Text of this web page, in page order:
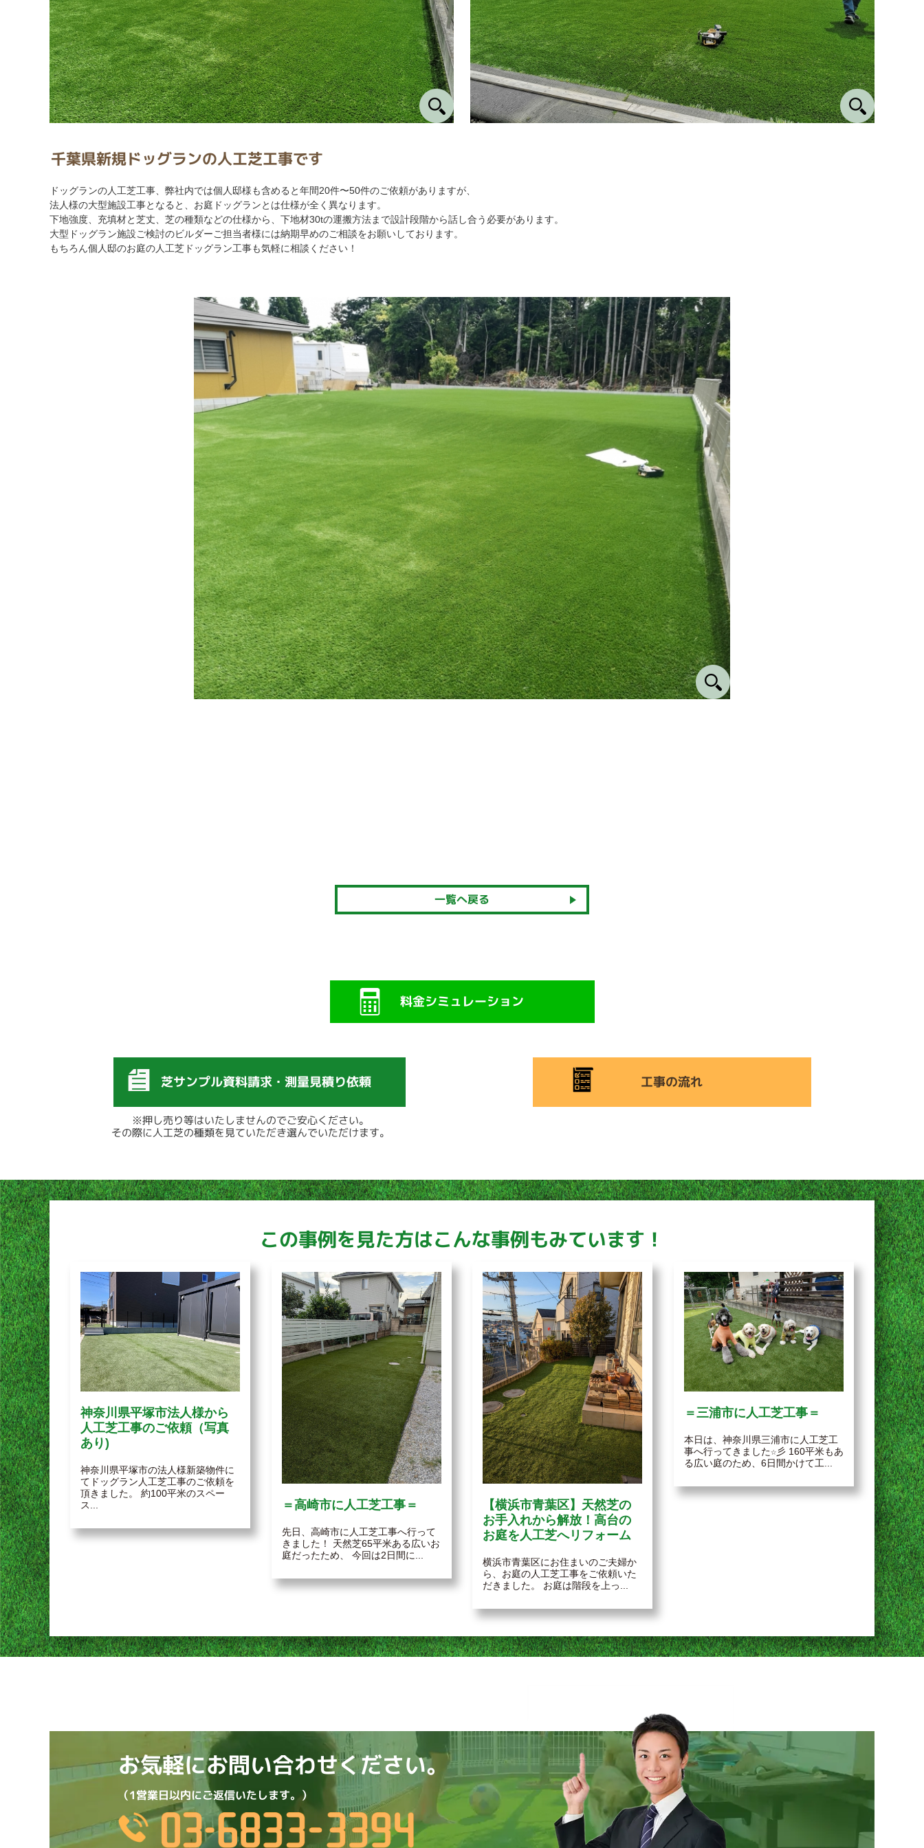
千葉県新規ドッグランの人工芝工事です
ドッグランの人工芝工事、弊社内では個人邸様も含めると年間20件〜50件のご依頼がありますが、
法人様の大型施設工事となると、お庭ドッグランとは仕様が全く異なります。
下地強度、充填材と芝丈、芝の種類などの仕様から、下地材30tの運搬方法まで設計段階から話し合う必要があります。
大型ドッグラン施設ご検討のビルダーご担当者様には納期早めのご相談をお願いしております。
もちろん個人邸のお庭の人工芝ドッグラン工事も気軽に相談ください！
一覧へ戻る
料金シミュレーション
芝サンプル資料請求 ・ 測量見積り依頼
※押し売り等はいたしませんのでご安心ください。
その際に人工芝の種類を見ていただき選んでいただけます。
工事の流れ
この事例を見た方はこんな事例もみています！
神奈川県平塚市法人様から
人工芝工事のご依頼（写真
あり)
神奈川県平塚市の法人様新築物件に
てドッグラン人工芝工事のご依頼を
頂きました。 約100平米のスペー
ス...
＝高崎市に人工芝工事＝
先日、高崎市に人工芝工事へ行って
きました！ 天然芝65平米ある広いお
庭だったため、 今回は2日間に...
【横浜市青葉区】天然芝の
お手入れから解放！高台の
お庭を人工芝へリフォーム
横浜市青葉区にお住まいのご夫婦か
ら、お庭の人工芝工事をご依頼いた
だきました。 お庭は階段を上っ...
＝三浦市に人工芝工事＝
本日は、神奈川県三浦市に人工芝工
事へ行ってきました☆彡 160平米もあ
る広い庭のため、6日間かけて工...
お気軽にお問い合わせください。
（1営業日以内にご返信いたします。）